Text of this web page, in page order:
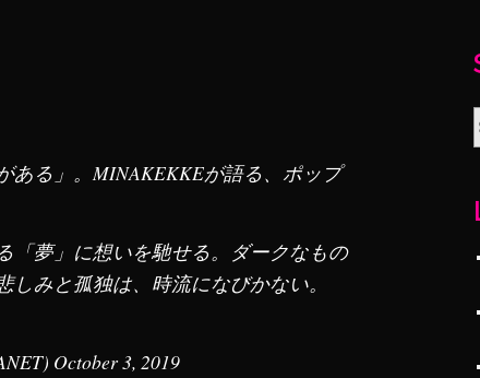
ある」。MINAKEKKEが語る、ポップ
「夢」に想いを馳せる。ダークなもの
みと孤独は、時流になびかない。
October 3, 2019